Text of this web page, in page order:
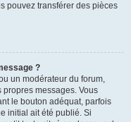
pouvez transférer des pièces
?
un modérateur du forum,
messages. Vous
le bouton adéquat, parfois
initial ait été publié. Si